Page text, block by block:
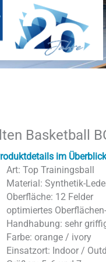
Basketball
im
Art: Top Trainingsball
Material: Synthetik-
Oberfläche: 12 Felder
optimiertes
Handhabung: sehr
Farbe: orange / ivory
Einsatzort: Indoor /